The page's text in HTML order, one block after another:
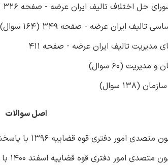
حل اختلاف تالیف ایران عرضه - صفحه 326 (45 سوال)
ایران عرضه - صفحه 349 (164 سوال)
مدیریت تالیف ایران عرضه - صفحه 411
اصل سوالات
قوه قضاییه 1396 با پاسخنامه تشریحی - صفحه 482 (59 سوال)
دفتری قوه قضاییه اسفند 1400 با پاسخنامه تشریحی - صفحه 505 (60 سوال)